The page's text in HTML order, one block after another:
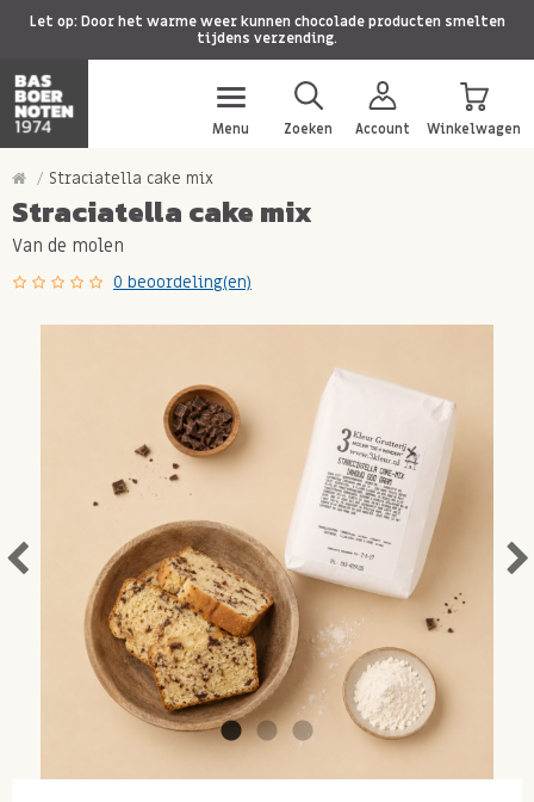
Let op: Door het warme weer kunnen chocolade producten smelten
tijdens verzending.
Menu Zoeken Account Winkelwagen
Straciatella cake mix
Straciatella cake mix
Van de molen
0 beoordeling(en)